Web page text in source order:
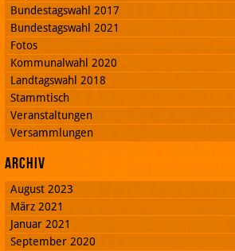
Bundestagswahl 2017
Bundestagswahl 2021
Fotos
Kommunalwahl 2020
Landtagswahl 2018
Stammtisch
Veranstaltungen
Versammlungen
Archiv
August 2023
März 2021
Januar 2021
September 2020